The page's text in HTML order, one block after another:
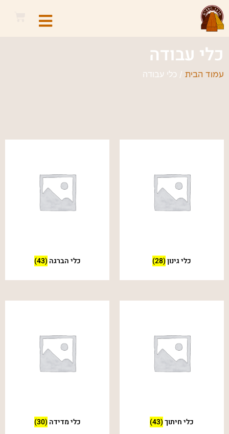
כלי עבודה
עמוד הבית / כלי עבודה
כלי גינון(28) כלי הברגה (43)
כלי חיתוך(43) כלי מדידה (30)